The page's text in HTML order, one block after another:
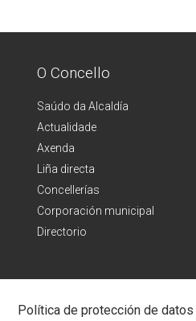
O Concello
Saúdo da Alcaldía
Actualidade
Axenda
Liña directa
Concellerías
Corporación municipal
Directorio
Política de protección de datos